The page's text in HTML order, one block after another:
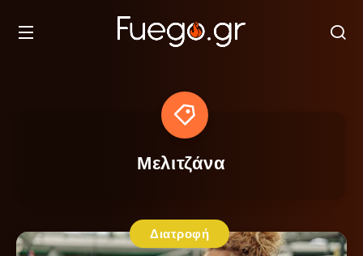
Μελιτζάνα
Διατροφή